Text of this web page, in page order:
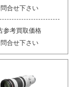
合せ下さい
参考買取価格
合せ下さい